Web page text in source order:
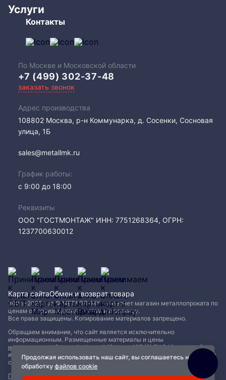
Продолжая использовать наш сайт, вы соглашаетесь на
обработкуфайлов cookie
Услуги
Контакты
По Москве и Московской области
+7 (499) 302-37-48
заказать звонок
Адрес производства
108802​ Москва, р-н Коммунарка, д. Сосенки, Сосновая
улица, 1Б
sales@metallmk.ru
График работы:
с 9:00 до 18:00
Реквизиты
ООО "ГОСТМОНТАЖ" ИНН: 7751268364, ОГРН:
1237700630012
2005−2026 год © МЕТАЛЛ-МК - интернет магазин металлопроката по
ценам от производителя, оптом и в розницу.
Все права защищены. Копирование материалов запрещено.
Обращаем внимание, что сайт является исключительно
информационным. Размещенные материалы и цены
не являются публичной офертой (Статья 437 (2) ГК РФ)и могут быть
изменены без уведомления. Для уточнения наличия, характеристик и
стоимости материалов обращайтесь в офисы продаж.
Политика конфиденциальности|Пользовательское соглашение
Карта сайтаОбмен и возврат товара